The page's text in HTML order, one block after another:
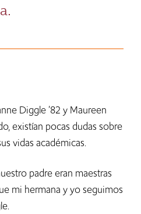
Diggle ’82 y Maureen
existían pocas dudas sobre
vidas académicas.
padre eran maestras
mi hermana y yo seguimos